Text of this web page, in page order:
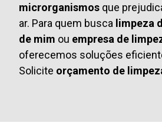
microrganismos que
ar. Para quem busca limpeza
de mim ou empresa de
oferecemos soluções
Solicite orçamento de